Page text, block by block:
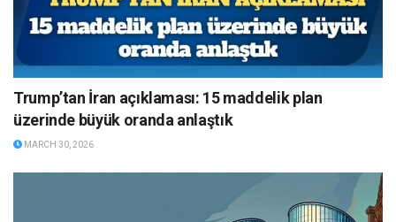
Trump’tan İran açıklaması: 15 maddelik plan
üzerinde büyük oranda anlaştık
MARCH 30, 2026